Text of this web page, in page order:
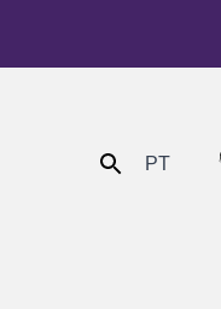
Enviar PT